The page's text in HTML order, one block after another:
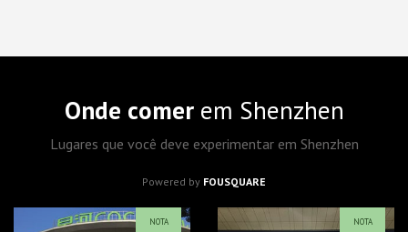
Onde comerem Shenzhen
Lugares que você deve experimentar em Shenzhen
Powered by FOUSQUARE
NOTA NOTA